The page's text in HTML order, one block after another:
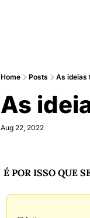
Home Posts As ideias
As
Aug 22, 2022
É POR ISSO QUE